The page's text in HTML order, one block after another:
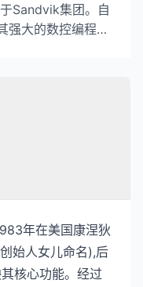
Sandvik集团。自
强大的数控编程能
模具制造等行
年在美国康涅狄
始人女儿命名),后
核心功能。经过